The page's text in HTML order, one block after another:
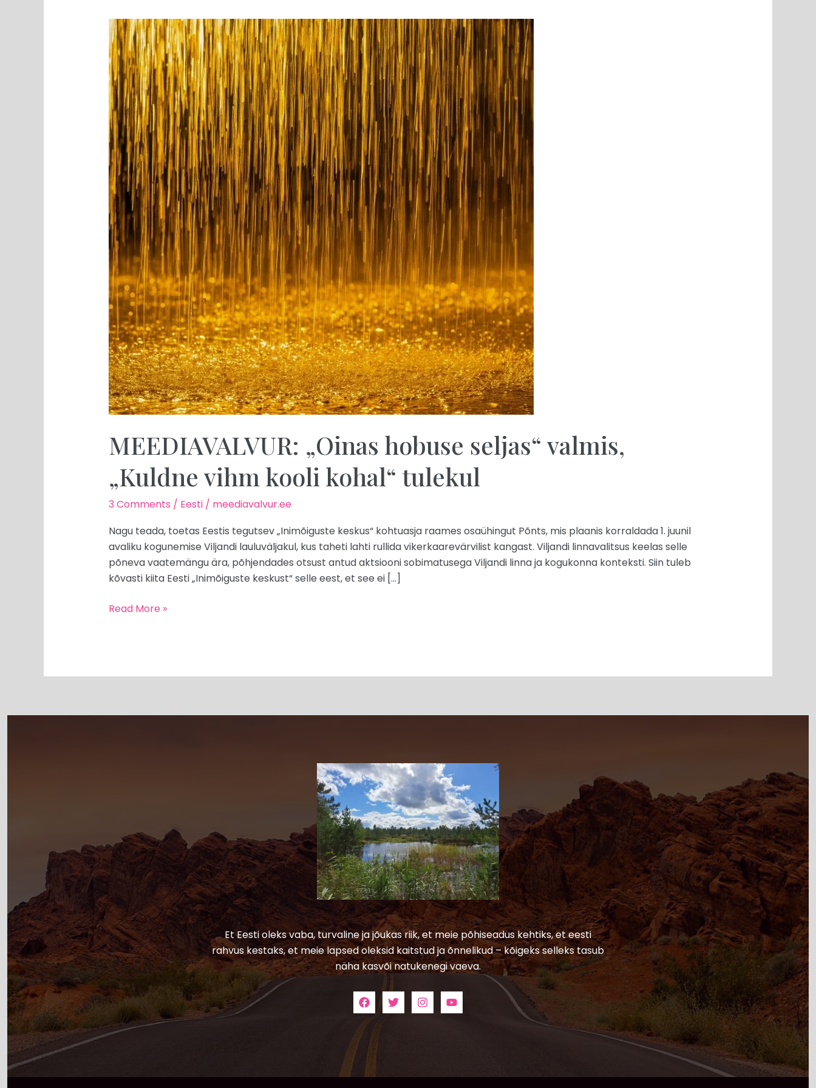
MEEDIAVALVUR: „Oinas hobuse seljas“ valmis,
„Kuldne vihm kooli kohal“ tulekul
3 Comments / Eesti/ meediavalvur.ee
Nagu teada, toetas Eestis tegutsev „Inimõiguste keskus“ kohtuasja raames osaühingut Põnts, mis plaanis korraldada 1. juunil
avaliku kogunemise Viljandi lauluväljakul, kus taheti lahti rullida vikerkaarevärvilist kangast. Viljandi linnavalitsus keelas selle
põneva vaatemängu ära, põhjendades otsust antud aktsiooni sobimatusega Viljandi linna ja kogukonna konteksti. Siin tuleb
kõvasti kiita Eesti „Inimõiguste keskust“ selle eest, et see ei […]
MEEDIAVALVUR:
„Oinas
hobuse
seljas“
valmis,
„Kuldne
vihm
kooli
kohal“
tulekul
Read More »
Et Eesti oleks vaba, turvaline ja jõukas riik, et meie põhiseadus kehtiks, et eesti
rahvus kestaks, et meie lapsed oleksid kaitstud ja õnnelikud – kõigeks selleks tasub
näha kasvõi natukenegi vaeva.